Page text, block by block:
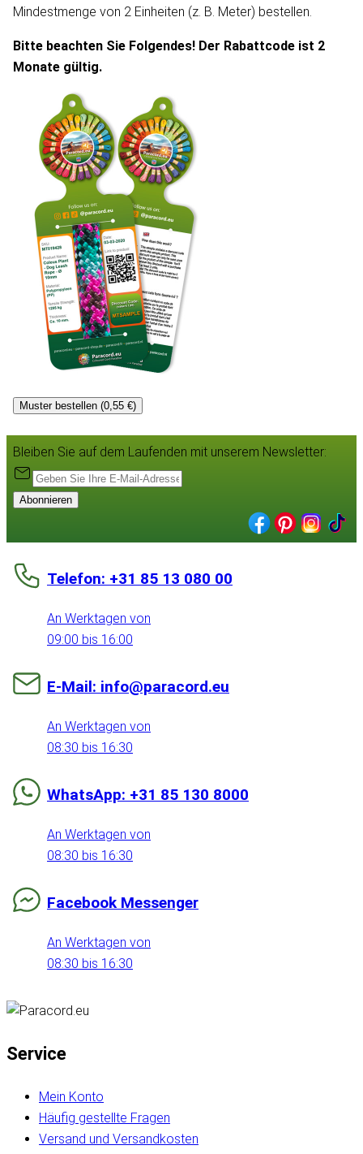
Mindestmenge von 2 Einheiten (z. B. Meter) bestellen.
Bitte beachten Sie Folgendes! Der Rabattcode ist 2
Monate gültig.
Muster bestellen (0,55 €)
Bleiben Sie auf dem Laufenden mit unserem Newsletter:
Abonnieren
Telefon: +31 85 13 080 00
An Werktagen von
09:00 bis 16:00
E-Mail: info@paracord.eu
An Werktagen von
08:30 bis 16:30
WhatsApp: +31 85 130 8000
An Werktagen von
08:30 bis 16:30
Facebook Messenger
An Werktagen von
08:30 bis 16:30
Service
Mein Konto
Häufig gestellte Fragen
Versand und Versandkosten